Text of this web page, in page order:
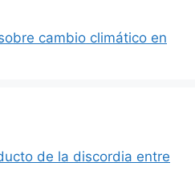
cambio climático en
de la discordia entre